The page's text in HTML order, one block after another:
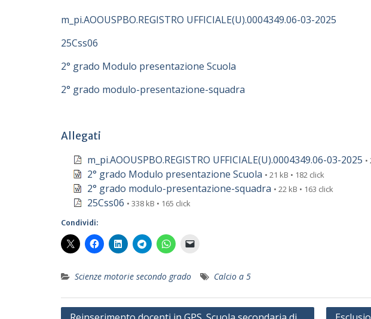
m_pi.AOOUSPBO.REGISTRO UFFICIALE(U).0004349.06-03-2025
25Css06
2° grado Modulo presentazione Scuola
2° grado modulo-presentazione-squadra
Allegati
m_pi.AOOUSPBO.REGISTRO UFFICIALE(U).0004349.06-03-2025
2° grado Modulo presentazione Scuola • 21 kB • 182 click
2° grado modulo-presentazione-squadra • 22 kB • 163 click
25Css06 • 338 kB • 165 click
Condividi:
Scienze motorie secondo grado Calcio a 5
Navigazione